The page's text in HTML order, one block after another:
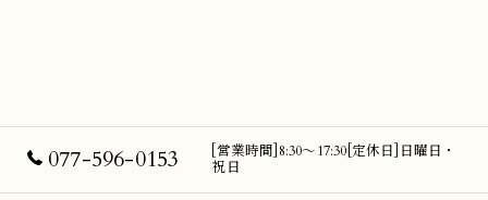
077-596-0153
[営業時間]8:30～17:30[定休日]日曜日・
祝日